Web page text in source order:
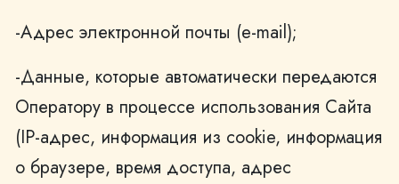
-Адрес электронной почты (e-mail);
-Данные, которые автоматически передаются
Оператору в процессе использования Сайта
(IP-адрес, информация из cookie, информация
о браузере, время доступа, адрес